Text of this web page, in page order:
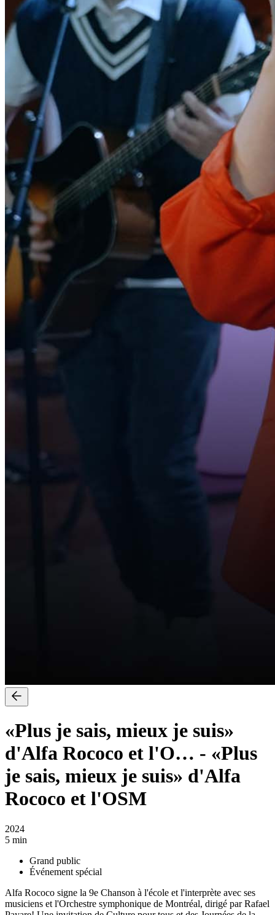
«Plus je sais, mieux je suis»
d'Alfa Rococo et l'O… - «Plus
je sais, mieux je suis» d'Alfa
Rococo et l'OSM
2024
5 min
Grand public
Événement spécial
Alfa Rococo signe la 9e Chanson à l'école et l'interprète avec ses
musiciens et l'Orchestre symphonique de Montréal, dirigé par Rafael